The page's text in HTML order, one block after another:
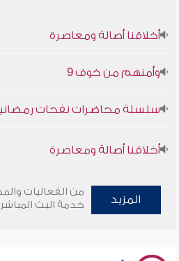
سلسلة محاضرات نفحات رمضانية
المزيد
من الفعاليات
خدمة البث المباشر